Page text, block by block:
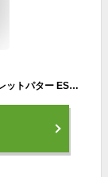
オリマー ゴルフ ORLIMAR パター スパイダー型 マレットパター ESPRIT PUTTER ブラック レッド